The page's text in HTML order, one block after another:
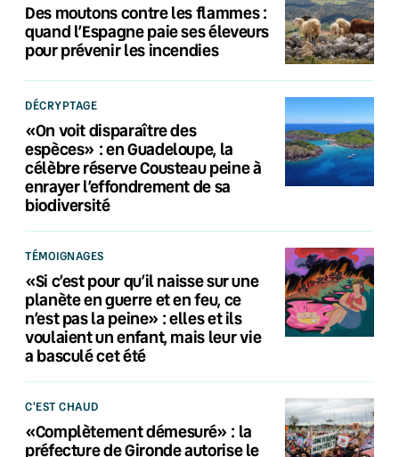
Des moutons contre les flammes :
quand l’Espagne paie ses éleveurs
pour prévenir les incendies
DÉCRYPTAGE
«On voit disparaître des
espèces» : en Guadeloupe, la
célèbre réserve Cousteau peine à
enrayer l’effondrement de sa
biodiversité
TÉMOIGNAGES
«Si c’est pour qu’il naisse sur une
planète en guerre et en feu, ce
n’est pas la peine» : elles et ils
voulaient un enfant, mais leur vie
a basculé cet été
C'EST CHAUD
«Complètement démesuré» : la
préfecture de Gironde autorise le